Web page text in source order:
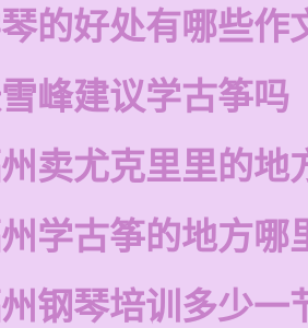
的好处有哪些作
峰建议学古筝吗
卖尤克里里的地
学古筝的地方哪
钢琴培训多少一